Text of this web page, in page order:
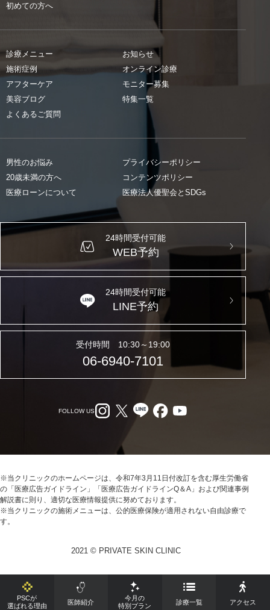
初めての方へ
診療メニュー
施術症例
アフターケア
美容ブログ
よくあるご質問
お知らせ
オンライン診療
モニター募集
特集一覧
男性のお悩み
20歳未満の方へ
医療ローンについて
プライバシーポリシー
コンテンツポリシー
医療法人優聖会とSDGs
24時間受付可能
WEB予約
24時間受付可能
LINE予約
受付時間 10:30～19:00
06-6940-7101
FOLLOW US
※当クリニックのホームページは、令和7年3月11日付改訂を含む厚生労働省
の「医療広告ガイドライン」「医療広告ガイドラインQ＆A」および関連事例
解説書に則り、適切な医療情報提供に努めております。
※当クリニックの施術メニューは、公的医療保険が適用されない自由診療で
す。
2021 © PRIVATE SKIN CLINIC
PSCが
選ばれる理由
医師紹介
今月の
特別プラン
診療一覧 アクセス